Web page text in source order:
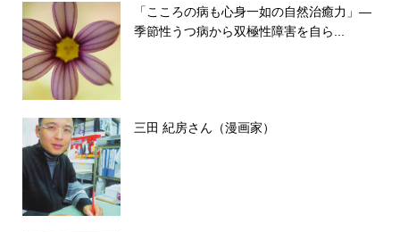
「こころの病も心身一如の自然治癒力」―
季節性うつ病から双極性障害を自ら...
三田 紀房さん（漫画家）